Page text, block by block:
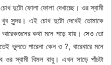
দুটো ফোলা ফোলা দেখাচ্ছে। ওর স্বামী
সুন্দর। এই চোখ দুটো দেখেই তোমাকে
আরেকজনের কথা মনে পড়ে যায়। সেও তো
ভুলতে পারেনা কেন ও ?, বারেবারে মনে
স্বামী বিমল বাবু। এখন সাড়ে পাঁচটা